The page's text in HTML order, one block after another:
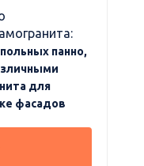
панно,
для
фасадов